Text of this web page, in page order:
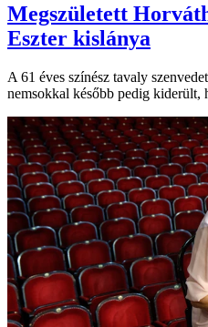
Megszületett
Eszter kislánya
A 61 éves színész tavaly
nemsokkal később pedig kiderült,